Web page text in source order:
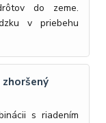
do zeme.
v priebehu
s riadením